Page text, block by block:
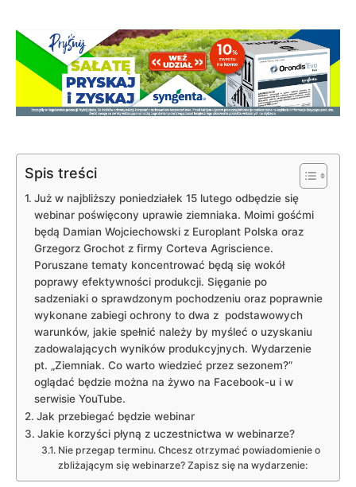
Spis treści
Już w najbliższy poniedziałek 15 lutego odbędzie się
webinar poświęcony uprawie ziemniaka. Moimi gośćmi
będą Damian Wojciechowski z Europlant Polska oraz
Grzegorz Grochot z firmy Corteva Agriscience.
Poruszane tematy koncentrować będą się wokół
poprawy efektywności produkcji. Sięganie po
sadzeniaki o sprawdzonym pochodzeniu oraz poprawnie
wykonane zabiegi ochrony to dwa z podstawowych
warunków, jakie spełnić należy by myśleć o uzyskaniu
zadowalających wyników produkcyjnych. Wydarzenie
pt. „Ziemniak. Co warto wiedzieć przez sezonem?”
oglądać będzie można na żywo na Facebook-u i w
serwisie YouTube.
Jak przebiegać będzie webinar
Jakie korzyści płyną z uczestnictwa w webinarze?
Nie przegap terminu. Chcesz otrzymać powiadomienie o
zbliżającym się webinarze? Zapisz się na wydarzenie: